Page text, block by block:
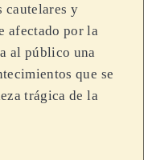
cautelares y
afectado por la
al público una
que se
trágica de la